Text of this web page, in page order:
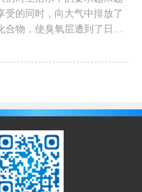
氧化锌的复合化合物，外观
结合了TiO2和ZnO的抗紫外
UVB(280-320nm)能有效的
受的同时，向大气中排放了
合物，使臭氧层遭到了日趋
害也越来越严重。因此人体
护工具，所以对纺织品进行
之一。 1801年德国物理学
线以来，人们对于紫外线的
两个多世纪。紫外线来自太
磁射线，国际照明委员会